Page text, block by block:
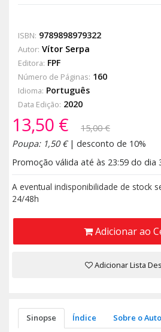
ISBN: 9789898979322
Autor: Vítor Serpa
Editora: FPF
Número de Páginas: 160
Idioma: Português
Data Edição: 2020
13,50 €
15,00 €
Poupa: 1,50 €| desconto de 10%
Promoção válida até às 23:59 do dia
A eventual indisponibilidade de stock
24/48h
Adicionar ao
Adicionar Lista
Sinopse Índice Sobre o